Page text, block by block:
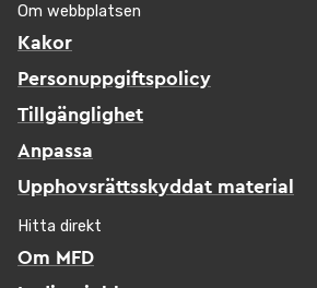
Om webbplatsen
Kakor
Personuppgiftspolicy
Tillgänglighet
Anpassa
Upphovsrättsskyddat material
Hitta direkt
Om MFD